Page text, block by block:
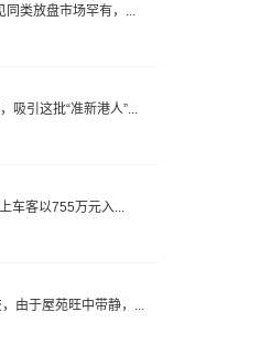
同类放盘市场罕有，...
吸引这批“准新港人”...
车客以755万元入...
由于屋苑旺中带静，...